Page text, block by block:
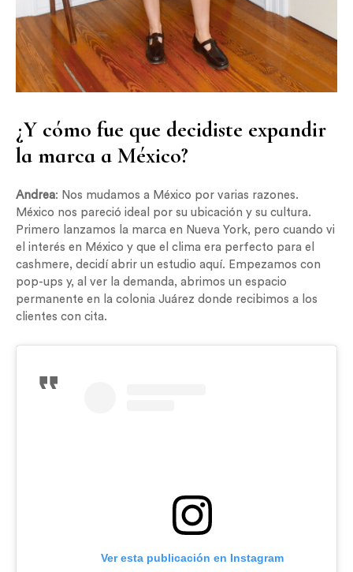
¿Y cómo fue que decidiste expandir
la marca a México?
Andrea: Nos mudamos a México por varias razones.
México nos pareció ideal por su ubicación y su cultura.
Primero lanzamos la marca en Nueva York, pero cuando vi
el interés en México y que el clima era perfecto para el
cashmere, decidí abrir un estudio aquí. Empezamos con
pop-ups y, al ver la demanda, abrimos un espacio
permanente en la colonia Juárez donde recibimos a los
clientes con cita.
Ver esta publicación en Instagram